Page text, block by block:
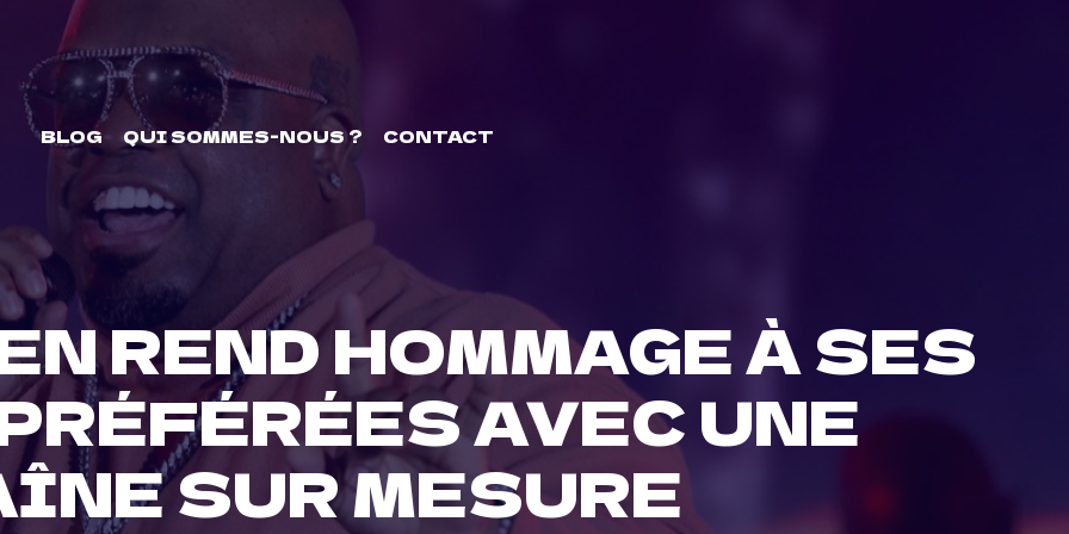
BLOG QUI SOMMES-NOUS ? CONTACT
REND HOMMAGE À SES
AVEC UNE
SUR MESURE